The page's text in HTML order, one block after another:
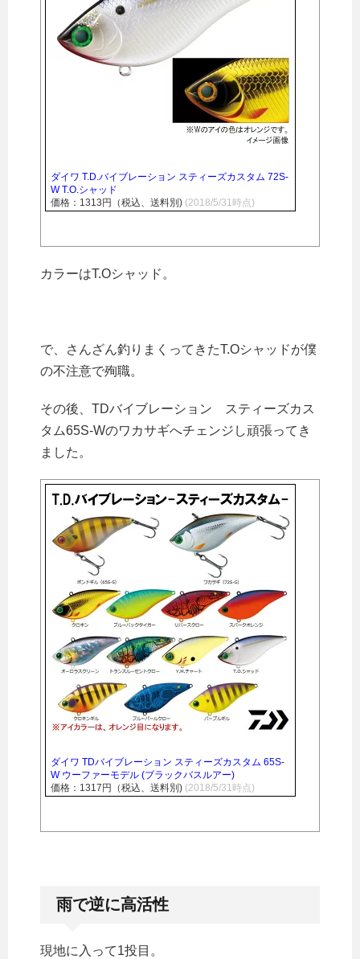
ダイワ T.D.バイブレーション スティーズカスタム 72S-
W T.O.シャッド
価格：1313円（税込、送料別) (2018/5/31時点)
カラーはT.Oシャッド。
で、さんざん釣りまくってきたT.Oシャッドが僕
の不注意で殉職。
その後、TDバイブレーション スティーズカス
タム65S-Wのワカサギへチェンジし頑張ってき
ました。
ダイワ TDバイブレーション スティーズカスタム 65S-
W ウーファーモデル (ブラックバスルアー)
価格：1317円（税込、送料別) (2018/5/31時点)
雨で逆に高活性
現地に入って1投目。